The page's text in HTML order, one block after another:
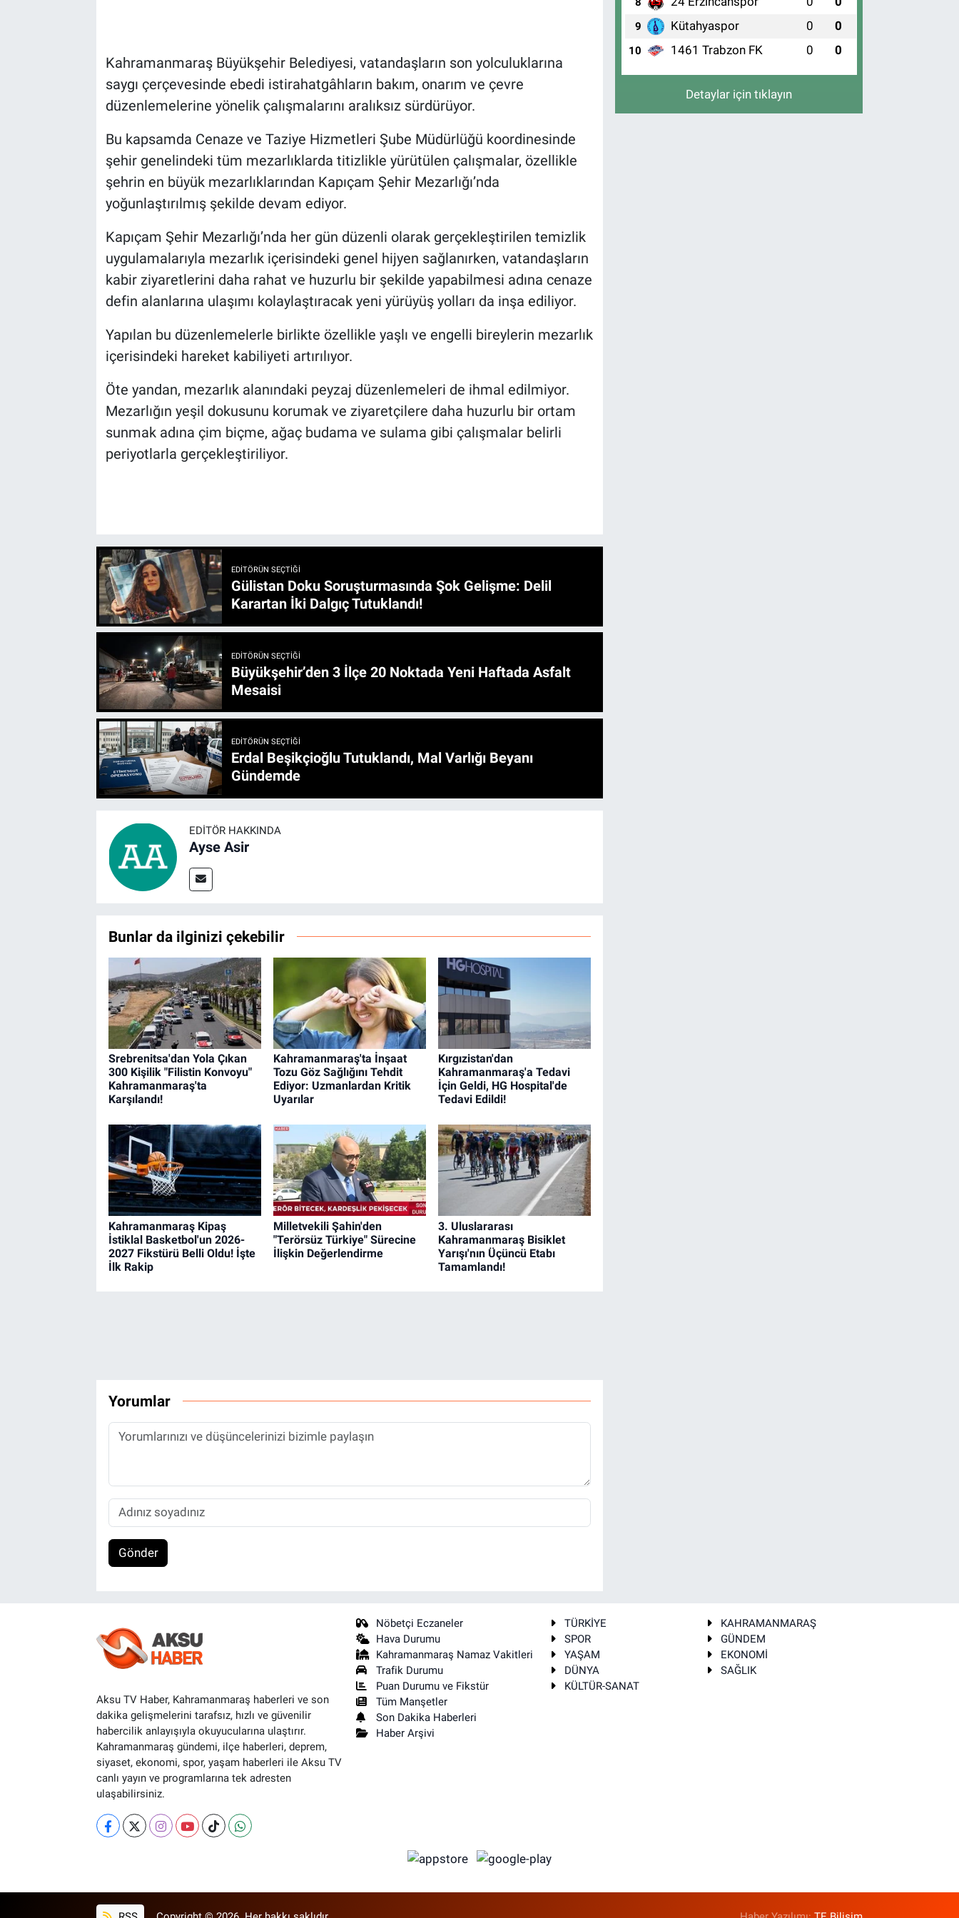
Kahramanmaraş Büyükşehir Belediyesi, vatandaşların son yolculuklarına
saygı çerçevesinde ebedi istirahatgâhların bakım, onarım ve çevre
düzenlemelerine yönelik çalışmalarını aralıksız sürdürüyor.
Bu kapsamda Cenaze ve Taziye Hizmetleri Şube Müdürlüğü koordinesinde
şehir genelindeki tüm mezarlıklarda titizlikle yürütülen çalışmalar, özellikle
şehrin en büyük mezarlıklarından Kapıçam Şehir Mezarlığı’nda
yoğunlaştırılmış şekilde devam ediyor.
Kapıçam Şehir Mezarlığı’nda her gün düzenli olarak gerçekleştirilen temizlik
uygulamalarıyla mezarlık içerisindeki genel hijyen sağlanırken, vatandaşların
kabir ziyaretlerini daha rahat ve huzurlu bir şekilde yapabilmesi adına cenaze
defin alanlarına ulaşımı kolaylaştıracak yeni yürüyüş yolları da inşa ediliyor.
Yapılan bu düzenlemelerle birlikte özellikle yaşlı ve engelli bireylerin mezarlık
içerisindeki hareket kabiliyeti artırılıyor.
Öte yandan, mezarlık alanındaki peyzaj düzenlemeleri de ihmal edilmiyor.
Mezarlığın yeşil dokusunu korumak ve ziyaretçilere daha huzurlu bir ortam
sunmak adına çim biçme, ağaç budama ve sulama gibi çalışmalar belirli
periyotlarla gerçekleştiriliyor.
EDITÖRÜN SEÇTIĞI
Gülistan Doku Soruşturmasında Şok Gelişme: Delil
Karartan İki Dalgıç Tutuklandı!
EDITÖRÜN SEÇTIĞI
Büyükşehir’den 3 İlçe 20 Noktada Yeni Haftada Asfalt
Mesaisi
EDITÖRÜN SEÇTIĞI
Erdal Beşikçioğlu Tutuklandı, Mal Varlığı Beyanı
Gündemde
EDITÖR HAKKINDA
Ayse Asir
Bunlar da ilginizi çekebilir
Srebrenitsa'dan Yola Çıkan
300 Kişilik "Filistin Konvoyu"
Kahramanmaraş'ta
Karşılandı!
Kahramanmaraş'ta İnşaat
Tozu Göz Sağlığını Tehdit
Ediyor: Uzmanlardan Kritik
Uyarılar
Kırgızistan'dan
Kahramanmaraş'a Tedavi
İçin Geldi, HG Hospital'de
Tedavi Edildi!
Kahramanmaraş Kipaş
İstiklal Basketbol'un 2026-
2027 Fikstürü Belli Oldu! İşte
İlk Rakip
Milletvekili Şahin'den
"Terörsüz Türkiye" Sürecine
İlişkin Değerlendirme
3. Uluslararası
Kahramanmaraş Bisiklet
Yarışı'nın Üçüncü Etabı
Tamamlandı!
Yorumlar
Gönder
9 Kütahyaspor 0 0
10 1461 Trabzon FK 0 0
Detaylar için tıklayın
Aksu TV Haber, Kahramanmaraş haberleri ve son
dakika gelişmelerini tarafsız, hızlı ve güvenilir
habercilik anlayışıyla okuyucularına ulaştırır.
Kahramanmaraş gündemi, ilçe haberleri, deprem,
siyaset, ekonomi, spor, yaşam haberleri ile Aksu TV
canlı yayın ve programlarına tek adresten
ulaşabilirsiniz.
Nöbetçi Eczaneler
Hava Durumu
Kahramanmaraş Namaz Vakitleri
Trafik Durumu
Puan Durumu ve Fikstür
Tüm Manşetler
Son Dakika Haberleri
Haber Arşivi
TÜRKİYE
KAHRAMANMARAŞ
SPOR
GÜNDEM
YAŞAM
EKONOMİ
DÜNYA
SAĞLIK
KÜLTÜR-SANAT